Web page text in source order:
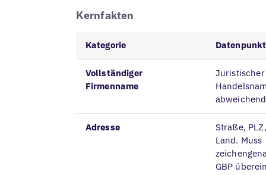
Kernfakten
Kategorie
Vollständiger
Firmenname
Juristischer
abweichend
Adresse
Straße,
Land. Muss
GBP